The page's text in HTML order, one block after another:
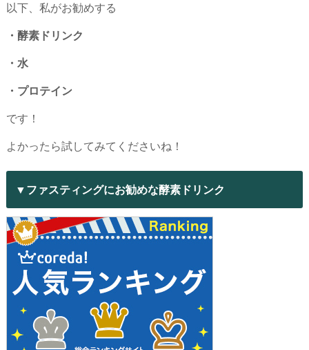
以下、私がお勧めする
・酵素ドリンク
・水
・プロテイン
です！
よかったら試してみてくださいね！
▼ファスティングにお勧めな酵素ドリンク